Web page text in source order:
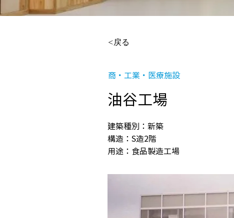
<戻る
商・工業・医療施設
油谷工場
建築種別：新築
構造：S造2階
用途：食品製造工場